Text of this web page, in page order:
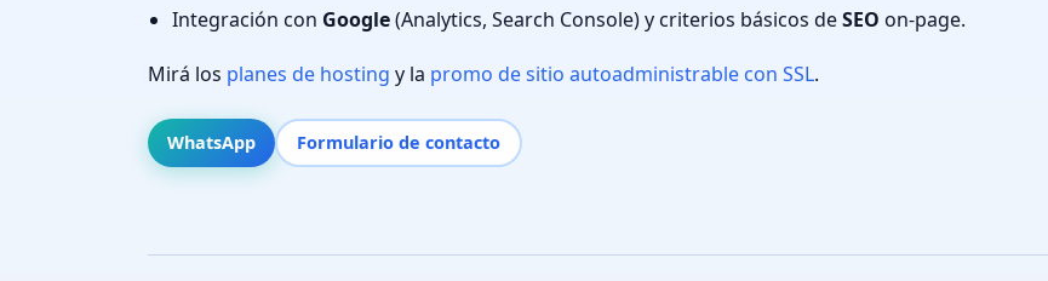
Integración con Google(Analytics, Search Console) y criterios básicos deSEO on-page.
Mirá los planes de hosting y la promo de sitio autoadministrable con SSL.
WhatsApp Formulario de contacto